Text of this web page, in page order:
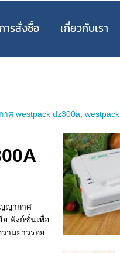
ารสั่งซื้อ เกี่ยวกับเรา
ศ westpack dz300a ,westpack
ญากาศ
ย ฟังก์ชั่นเพื่อ
ามยาวรอย